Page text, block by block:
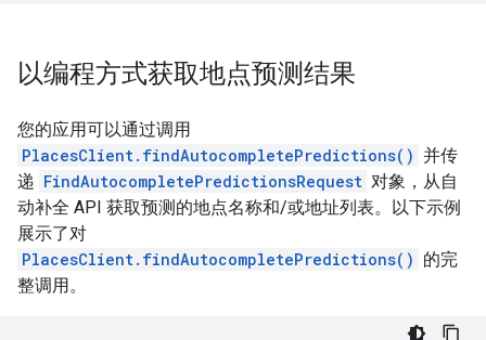
以编程方式获取地点预测结果
您的应用可以通过调用
PlacesClient.findAutocompletePredictions() 并传
递 FindAutocompletePredictionsRequest 对象，从自
动补全 API 获取预测的地点名称和/或地址列表。以下示例
展示了对
PlacesClient.findAutocompletePredictions() 的完
整调用。